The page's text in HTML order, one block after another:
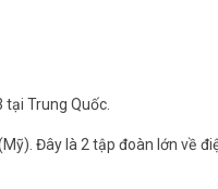
Trung Quốc.
Đây là 2 tập đoàn lớn về